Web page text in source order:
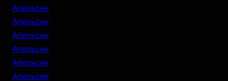
Апельсин
Апельсин
Апельсин
Апельсин
Апельсин
Апельсин